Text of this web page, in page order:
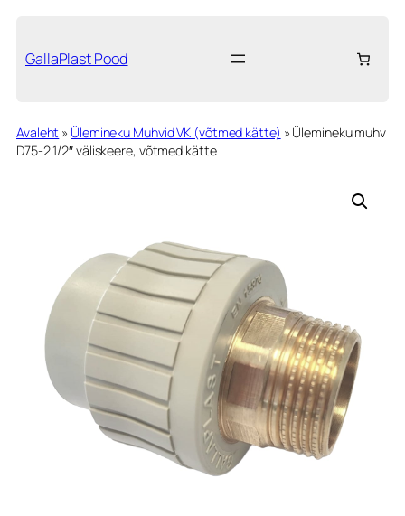
juurdeGallaPlast Pood
Avaleht » Ülemineku Muhvid VK (võtmed kätte) » Ülemineku muhv
D75-2 1/2″ väliskeere, võtmed kätte